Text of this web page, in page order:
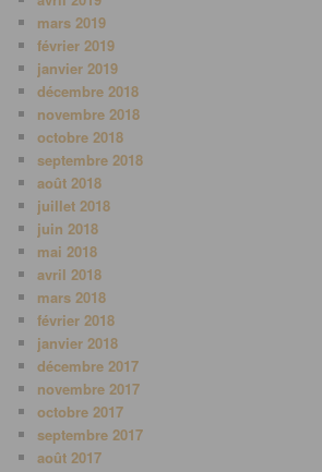
mars 2019
février 2019
janvier 2019
décembre 2018
novembre 2018
octobre 2018
septembre 2018
août 2018
juillet 2018
juin 2018
mai 2018
avril 2018
mars 2018
février 2018
janvier 2018
décembre 2017
novembre 2017
octobre 2017
septembre 2017
août 2017